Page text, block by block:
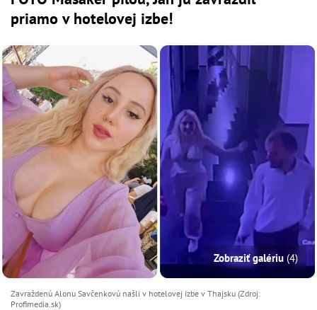
priamo v hotelovej izbe!
Zobraziť galériu (4)
Zavraždenú Alonu Savčenkovú našli v hotelovej izbe v Thajsku (Zdroj:
Profimedia.sk)